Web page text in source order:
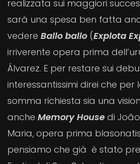
realizzata sui maggiori
sarà una spesa ben fatta
vedere Ballo ballo (Explota
irriverente opera prima
Álvarez. E per restare sui
interessantissimi direi che per
somma richiesta sia una
anche Memory House di
Maria, opera prima
pensiamo che già è stato